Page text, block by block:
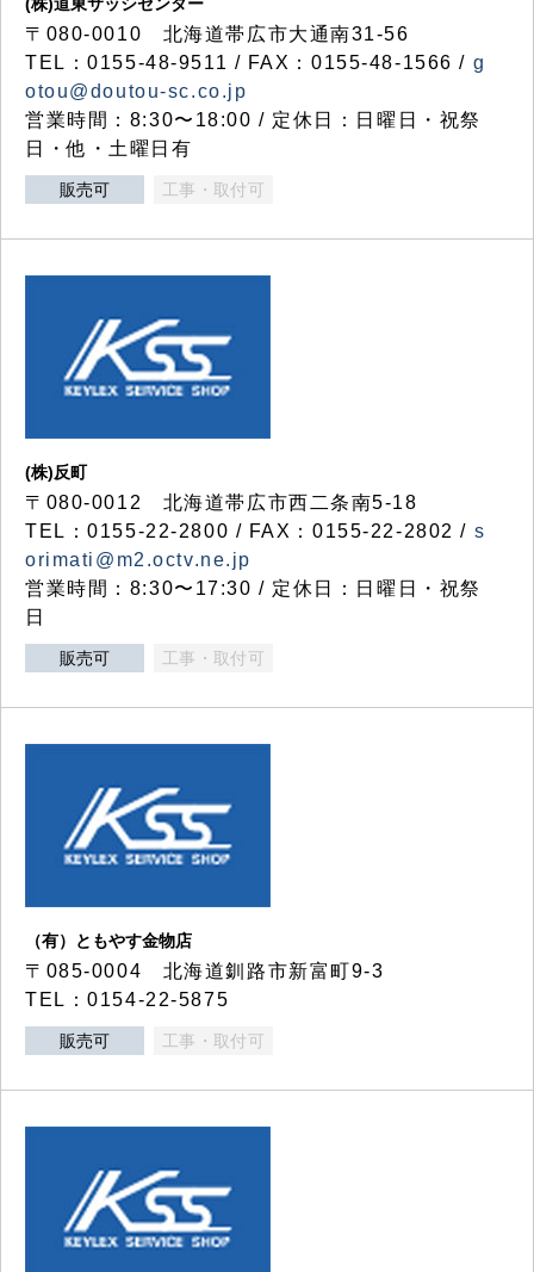
〒080-0010 北海道帯広市大通南31-56
TEL：0155-48-9511 / FAX：0155-48-1566 / g
otou@doutou-sc.co.jp
営業時間：8:30〜18:00 / 定休日：日曜日・祝祭
日・他・土曜日有
販売可 工事・取付可
(株)反町
〒080-0012 北海道帯広市西二条南5-18
TEL：0155-22-2800 / FAX：0155-22-2802 / s
orimati@m2.octv.ne.jp
営業時間：8:30〜17:30 / 定休日：日曜日・祝祭
日
販売可 工事・取付可
（有）ともやす金物店
〒085-0004 北海道釧路市新富町9-3
TEL：0154-22-5875
販売可 工事・取付可